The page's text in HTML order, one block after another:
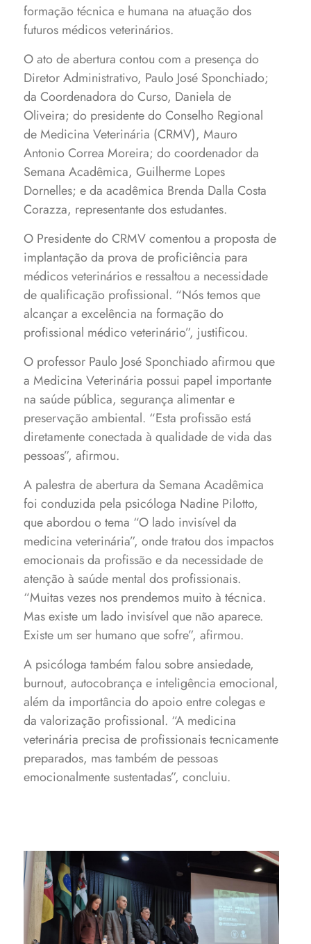
formação técnica e humana na atuação dos
futuros médicos veterinários.
O ato de abertura contou com a presença do
Diretor Administrativo, Paulo José Sponchiado;
da Coordenadora do Curso, Daniela de
Oliveira; do presidente do Conselho Regional
de Medicina Veterinária (CRMV), Mauro
Antonio Correa Moreira; do coordenador da
Semana Acadêmica, Guilherme Lopes
Dornelles; e da acadêmica Brenda Dalla Costa
Corazza, representante dos estudantes.
O Presidente do CRMV comentou a proposta de
implantação da prova de proficiência para
médicos veterinários e ressaltou a necessidade
de qualificação profissional. “Nós temos que
alcançar a excelência na formação do
profissional médico veterinário”, justificou.
O professor Paulo José Sponchiado afirmou que
a Medicina Veterinária possui papel importante
na saúde pública, segurança alimentar e
preservação ambiental. “Esta profissão está
diretamente conectada à qualidade de vida das
pessoas”, afirmou.
A palestra de abertura da Semana Acadêmica
foi conduzida pela psicóloga Nadine Pilotto,
que abordou o tema “O lado invisível da
medicina veterinária”, onde tratou dos impactos
emocionais da profissão e da necessidade de
atenção à saúde mental dos profissionais.
“Muitas vezes nos prendemos muito à técnica.
Mas existe um lado invisível que não aparece.
Existe um ser humano que sofre”, afirmou.
A psicóloga também falou sobre ansiedade,
burnout, autocobrança e inteligência emocional,
além da importância do apoio entre colegas e
da valorização profissional. “A medicina
veterinária precisa de profissionais tecnicamente
preparados, mas também de pessoas
emocionalmente sustentadas”, concluiu.
Solenidade de abertura da